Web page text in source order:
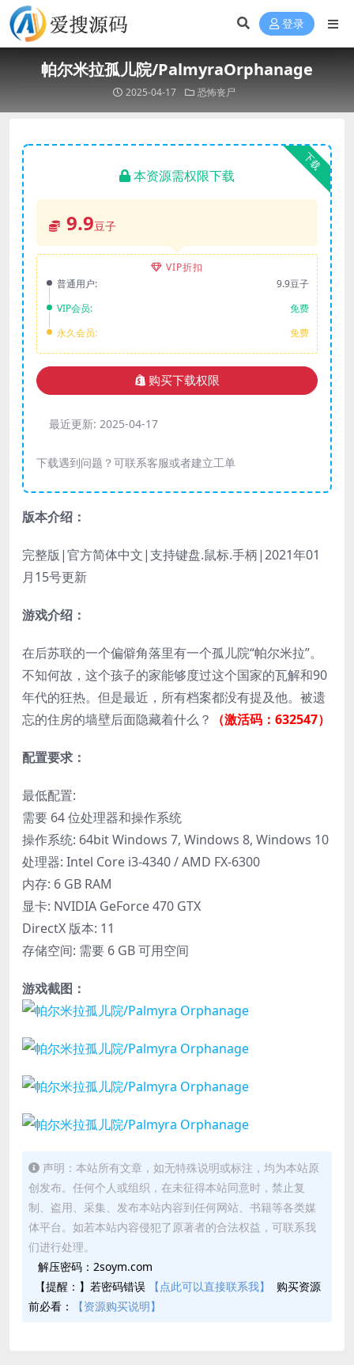
登录
帕尔米拉孤儿院/PalmyraOrphanage
2025-04-17 恐怖丧尸
下载
本资源需权限下载
9.9豆子
VIP折扣
普通用户:
9.9豆子
VIP会员:
免费
永久会员:
免费
购买下载权限
最近更新: 2025-04-17
下载遇到问题？可联系客服或者建立工单
版本介绍：
完整版|官方简体中文|支持键盘.鼠标.手柄|2021年01
月15号更新
游戏介绍：
在后苏联的一个偏僻角落里有一个孤儿院“帕尔米拉”。
不知何故，这个孩子的家能够度过这个国家的瓦解和90
年代的狂热。但是最近，所有档案都没有提及他。被遗
忘的住房的墙壁后面隐藏着什么？
（激活码：632547）
配置要求：
最低配置:
需要 64 位处理器和操作系统
操作系统: 64bit Windows 7, Windows 8, Windows 10
处理器: Intel Core i3-4340 / AMD FX-6300
内存: 6 GB RAM
显卡: NVIDIA GeForce 470 GTX
DirectX 版本: 11
存储空间: 需要 6 GB 可用空间
游戏截图：
声明：本站所有文章，如无特殊说明或标注，均为本站原
创发布。任何个人或组织，在未征得本站同意时，禁止复
制、盗用、采集、发布本站内容到任何网站、书籍等各类媒
体平台。如若本站内容侵犯了原著者的合法权益，可联系我
们进行处理。
解压密码：2soym.com
【提醒：】若密码错误
【点此可以直接联系我】
购买资源
前必看：
【资源购买说明】